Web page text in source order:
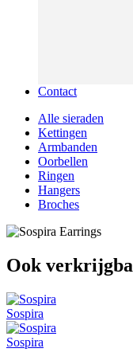
Contact
Alle sieraden
Kettingen
Armbanden
Oorbellen
Ringen
Hangers
Broches
Ook
Sospira
Sospira